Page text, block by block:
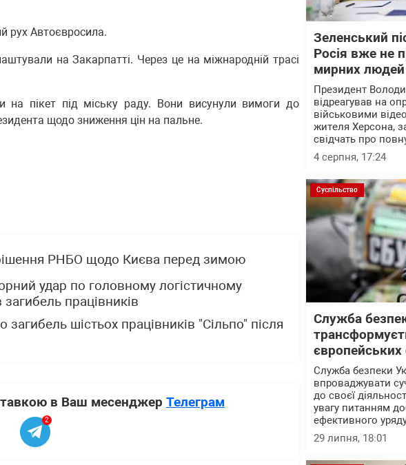
рух Автоєвросила.
на Закарпатті. Через це на міжнародній трасі
пікет під міську раду. Вони висунули вимоги до
щодо зниження цін на пальне.
РНБО щодо Києва перед зимою
удар по головному логістичному
працівників
шістьох працівників "Сільпо" після
в Ваш месенджер Телеграм
2
Зеленський
Росія вже не
мирних людей
Президент
відреагував на
військовими
жителя Херсона,
свідчать про
4 серпня, 17:24
Суспільство
Служба
європейських
Служба безпеки
впроваджувати
до своєї
увагу питанням
ефективного
29 липня, 18:01